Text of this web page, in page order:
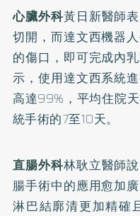
心臟外科黃日新醫師
切開，而達文西機器
的傷口，即可完成內
示，使用達文西系統
高達99%，平均住院
統手術的7至10天。
直腸外科林耿立醫師
腸手術中的應用愈加
淋巴結廓清更加精確